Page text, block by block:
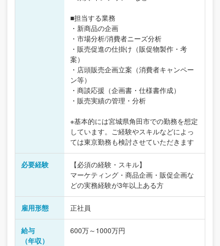
■担当する業務
・新商品の企画
・市場分析/消費者ニーズ分析
・販売促進の仕掛け（販促物製作・考
案）
・店頭販売企画立案（消費者キャンペー
ン等）
・商談応援（企画書・仕様書作成）
・販売実績の管理・分析
※基本的には宮城県角田市での勤務を想定
しています。ご経験やスキルなどによっ
ては東京勤務も検討させていただきます
必要経験
【必須の経験・スキル】
マーケティング・商品企画・販促企画な
どの実務経験が3年以上ある方
雇用形態 正社員
給与
（年収）
600万～1000万円